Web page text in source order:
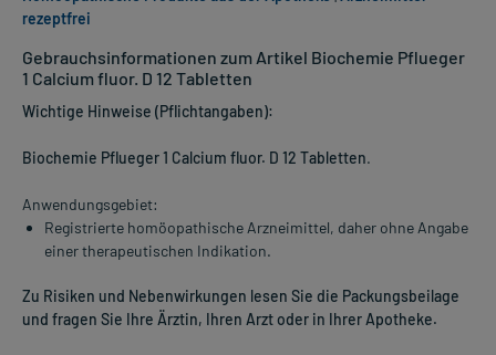
Gebrauchsinformationen zum Artikel Biochemie Pflueger
1 Calcium fluor. D 12 Tabletten
Wichtige Hinweise (Pflichtangaben):
Biochemie Pflueger 1 Calcium fluor. D 12 Tabletten.
Anwendungsgebiet:
Registrierte homöopathische Arzneimittel, daher ohne Angabe
einer therapeutischen Indikation.
Zu Risiken und Nebenwirkungen lesen Sie die Packungsbeilage
und fragen Sie Ihre Ärztin, Ihren Arzt oder in Ihrer Apotheke.
rezeptfrei